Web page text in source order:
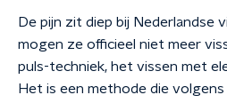
De pijn zit diep bij Nederlandse
mogen ze officieel niet meer
puls-techniek, het vissen met
Het is een methode die